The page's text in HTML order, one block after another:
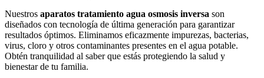
Nuestros aparatos tratamiento agua osmosis inversa son
diseñados con tecnología de última generación para garantizar
resultados óptimos. Eliminamos eficazmente impurezas, bacterias,
virus, cloro y otros contaminantes presentes en el agua potable.
Obtén tranquilidad al saber que estás protegiendo la salud y
bienestar de tu familia.